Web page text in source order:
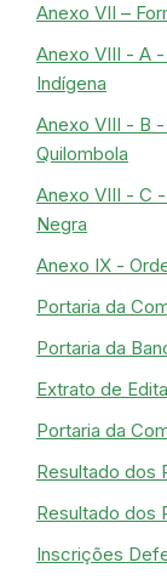
Anexo VII –
Anexo VIII - A
Indígena
Anexo VIII - B
Quilombola
Anexo VIII - C
Negra
Anexo IX -
Portaria da
Portaria da
Extrato de
Portaria da
Resultado dos
Resultado dos
Inscrições